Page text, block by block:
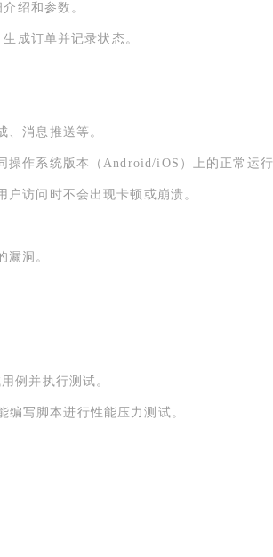
绍和参数。
成订单并记录状态。
消息推送等。
操作系统版本（Android/iOS）上的正常运
访问时不会出现卡顿或崩溃。
洞。
例并执行测试。
写脚本进行性能压力测试。